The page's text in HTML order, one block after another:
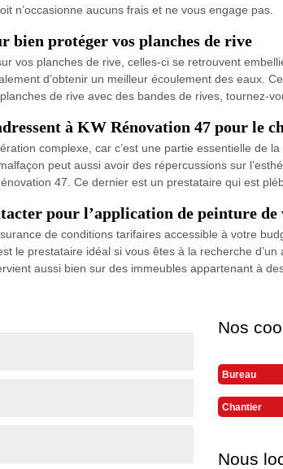
n’occasionne aucuns frais et ne vous engage pas.
bien protéger vos planches de rive
vos planches de rive, celles-ci se retrouvent
d’obtenir un meilleur écoulement des eaux.
de rive avec des bandes de rives, tournez-
à KW Rénovation 47 pour le
complexe, car c’est une partie essentielle de
peut aussi avoir des répercussions sur
47. Ce dernier est un prestataire qui est
pour l’application de peinture de
de conditions tarifaires accessible à votre
le prestataire idéal si vous êtes à la recherche
aussi bien sur des immeubles appartenant à
Nos
Bureau
Chantier
Nous